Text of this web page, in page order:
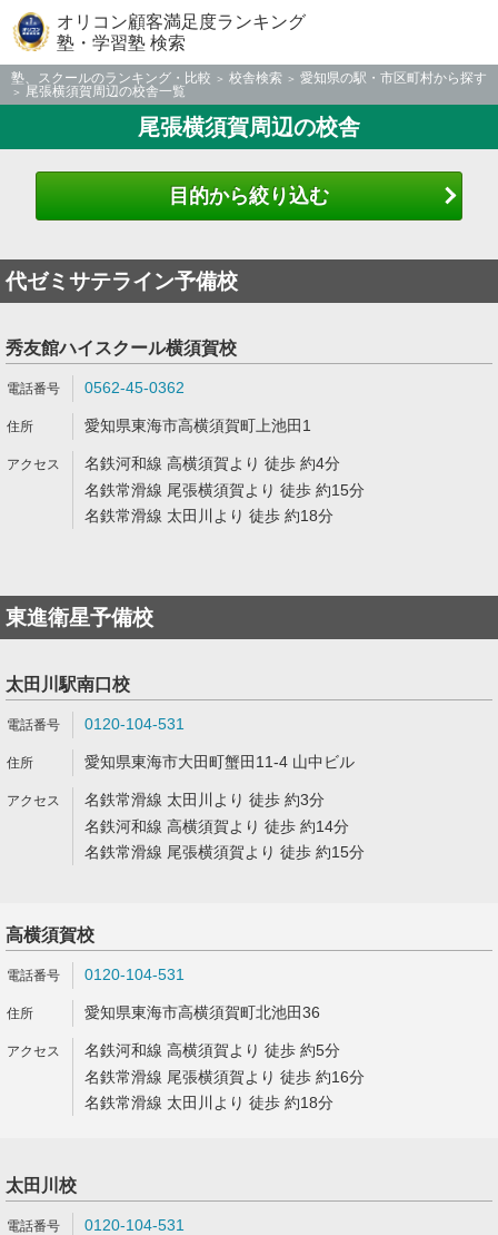
オリコン顧客満足度ランキング
塾・学習塾 検索
塾、スクールのランキング・比較 校舎検索
愛知県の駅・市区町村から探す
尾張横須賀周辺の校舎一覧
尾張横須賀周辺の校舎
目的から絞り込む
代ゼミサテライン予備校
秀友館ハイスクール横須賀校
0562-45-0362
愛知県東海市高横須賀町上池田1
名鉄河和線 高横須賀より 徒歩 約4分
名鉄常滑線 尾張横須賀より 徒歩 約15分
名鉄常滑線 太田川より 徒歩 約18分
東進衛星予備校
太田川駅南口校
0120-104-531
愛知県東海市大田町蟹田11-4 山中ビル
名鉄常滑線 太田川より 徒歩 約3分
名鉄河和線 高横須賀より 徒歩 約14分
名鉄常滑線 尾張横須賀より 徒歩 約15分
高横須賀校
0120-104-531
愛知県東海市高横須賀町北池田36
名鉄河和線 高横須賀より 徒歩 約5分
名鉄常滑線 尾張横須賀より 徒歩 約16分
名鉄常滑線 太田川より 徒歩 約18分
太田川校
0120-104-531